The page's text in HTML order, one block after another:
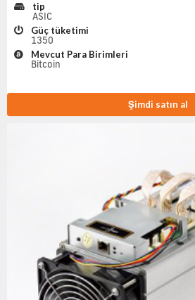
tip
ASIC
Güç tüketimi
1350
Mevcut Para Birimleri
Bitcoin
Şimdi satın al